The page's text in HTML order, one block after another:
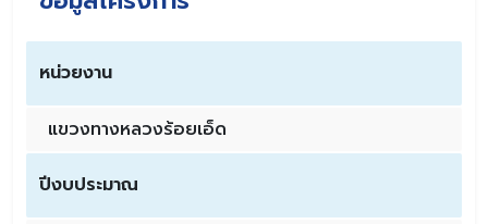
หน่วยงาน
แขวงทางหลวงร้อยเอ็ด
ปีงบประมาณ